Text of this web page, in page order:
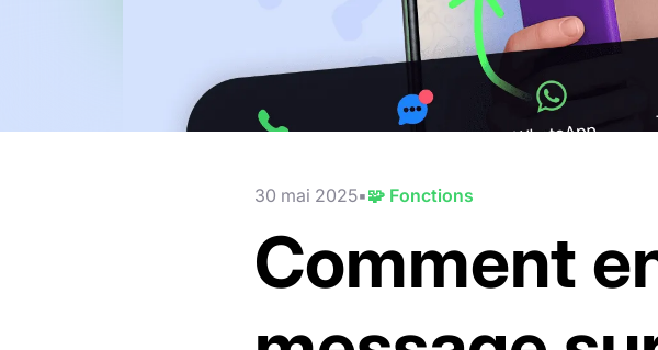
30 mai 2025 🧩 Fonctions
Comment